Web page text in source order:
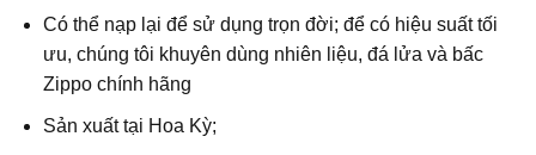
Có thể nạp lại để sử dụng trọn đời; để có hiệu suất tối
ưu, chúng tôi khuyên dùng nhiên liệu, đá lửa và bấc
Zippo chính hãng
Sản xuất tại Hoa Kỳ;